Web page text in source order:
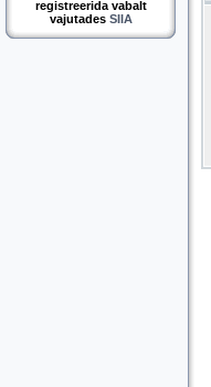
registreerida vabalt
vajutades SIIA